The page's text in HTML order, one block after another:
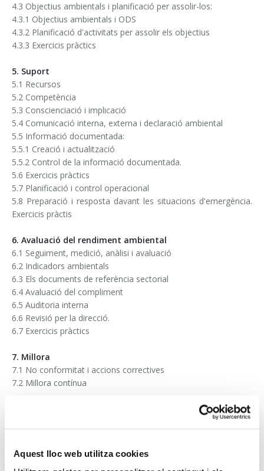
Aquest lloc web utilitza cookies
4.3 Objectius ambientals i planificació per assolir-los:
4.3.1 Objectius ambientals i ODS
4.3.2 Planificació d'activitats per assolir els objectius
4.3.3 Exercicis pràctics
5. Suport
5.1 Recursos
5.2 Competència
5.3 Conscienciació i implicació
5.4 Comunicació interna, externa i declaració ambiental
5.5 Informació documentada:
5.5.1 Creació i actualització
5.5.2 Control de la informació documentada.
5.6 Exercicis pràctics
5.7 Planificació i control operacional
5.8 Preparació i resposta davant les situacions d'emergència.
Exercicis pràctis
6. Avaluació del rendiment ambiental
6.1 Seguiment, medició, anàlisi i avaluació
6.2 Indicadors ambientals
6.3 Els documents de referència sectorial
6.4 Avaluació del compliment
6.5 Auditoria interna
6.6 Revisió per la direcció.
6.7 Exercicis pràctics
7. Millora
7.1 No conformitat i accions correctives
7.2 Millora contínua
Professorat